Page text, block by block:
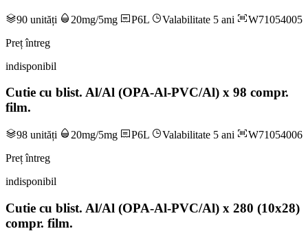
90 unități 20mg/5mg P6L Valabilitate 5 ani
W71054005
Preț întreg
indisponibil
Cutie cu blist. Al/Al (OPA-Al-PVC/Al) x 98 compr.
film.
98 unități 20mg/5mg P6L Valabilitate 5 ani
W71054006
Preț întreg
indisponibil
Cutie cu blist. Al/Al (OPA-Al-PVC/Al) x 280 (10x28)
compr. film.